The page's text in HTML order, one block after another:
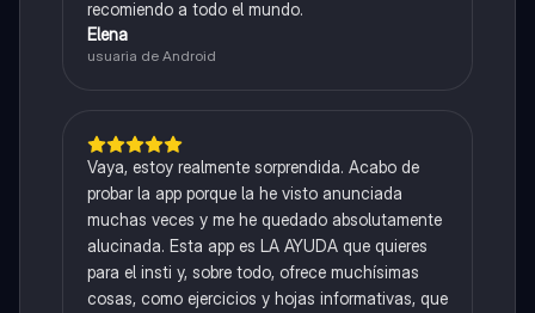
recomiendo a todo el mundo.
Elena
usuaria de Android
Vaya, estoy realmente sorprendida. Acabo de
probar la app porque la he visto anunciada
muchas veces y me he quedado absolutamente
alucinada. Esta app es LA AYUDA que quieres
para el insti y, sobre todo, ofrece muchísimas
cosas, como ejercicios y hojas informativas, que